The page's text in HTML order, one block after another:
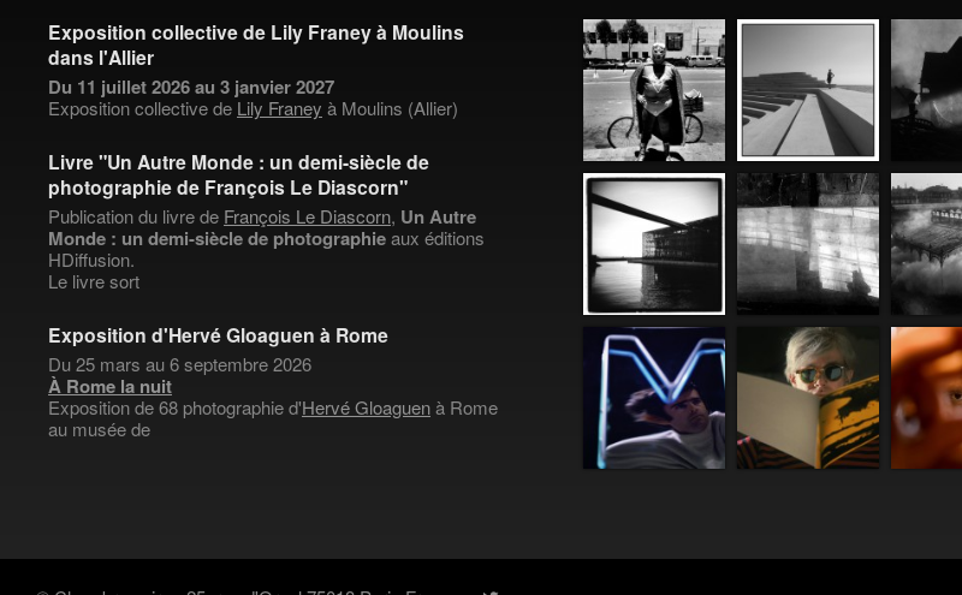
Exposition collective de Lily Franey à Moulins
dans l'Allier
Du 11 juillet 2026 au 3 janvier 2027
Exposition collective de Lily Franey à Moulins (Allier)
Livre "Un Autre Monde : un demi-siècle de
photographie de François Le Diascorn"
Publication du livre de François Le Diascorn, Un Autre
Monde : un demi-siècle de photographieaux éditions
HDiffusion.
Le livre sort
Exposition d'Hervé Gloaguen à Rome
Du 25 mars au 6 septembre 2026
À Rome la nuit
Exposition de 68 photographie d'Hervé Gloaguenà Rome
au musée de